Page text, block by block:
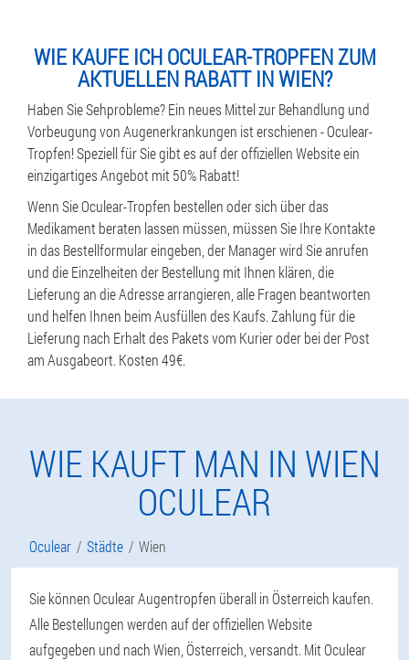
WIE KAUFE ICH OCULEAR-TROPFEN ZUM
AKTUELLEN RABATT IN WIEN?
Haben Sie Sehprobleme? Ein neues Mittel zur Behandlung und
Vorbeugung von Augenerkrankungen ist erschienen - Oculear-
Tropfen! Speziell für Sie gibt es auf der offiziellen Website ein
einzigartiges Angebot mit 50% Rabatt!
Wenn Sie Oculear-Tropfen bestellen oder sich über das
Medikament beraten lassen müssen, müssen Sie Ihre Kontakte
in das Bestellformular eingeben, der Manager wird Sie anrufen
und die Einzelheiten der Bestellung mit Ihnen klären, die
Lieferung an die Adresse arrangieren, alle Fragen beantworten
und helfen Ihnen beim Ausfüllen des Kaufs. Zahlung für die
Lieferung nach Erhalt des Pakets vom Kurier oder bei der Post
am Ausgabeort. Kosten 49€.
WIE KAUFT MAN IN WIEN
OCULEAR
Oculear Städte Wien
Sie können Oculear Augentropfen überall in Österreich kaufen.
Alle Bestellungen werden auf der offiziellen Website
aufgegeben und nach Wien, Österreich, versandt. Mit Oculear